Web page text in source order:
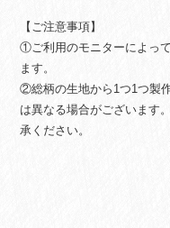
【ご注意事項】
①ご利用のモニターによっ
ます。
②総柄の生地から1つ1つ製
は異なる場合がございます
承ください。